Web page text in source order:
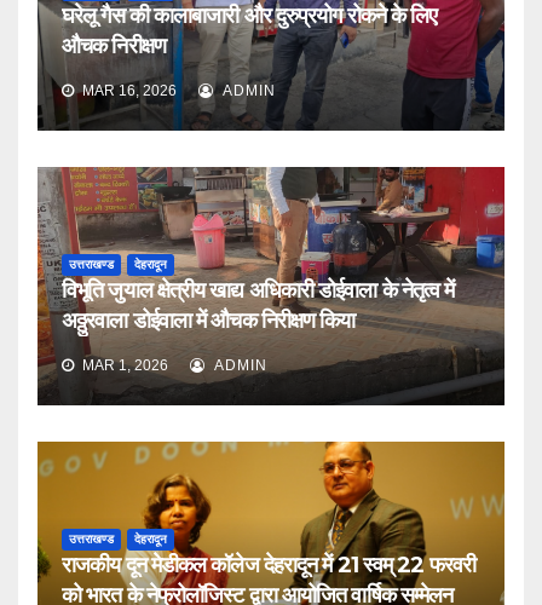
घरेलू गैस की कालाबाजारी और दुरुप्रयोग रोकने के लिए
औचक निरीक्षण
MAR 16, 2026 ADMIN
उत्तराखण्ड देहरादून
विभूति जुयाल क्षेत्रीय खाद्य अधिकारी डोईवाला के नेतृत्व में
अठ्ठुरवाला डोईवाला में औचक निरीक्षण किया
MAR 1, 2026 ADMIN
उत्तराखण्ड देहरादून
राजकीय दून मेडीकल कॉलेज देहरादून में 21 स्वम् 22 फरवरी
को भारत के नेफ्रोलॉजिस्ट द्वारा आयोजित वार्षिक सम्मेलन